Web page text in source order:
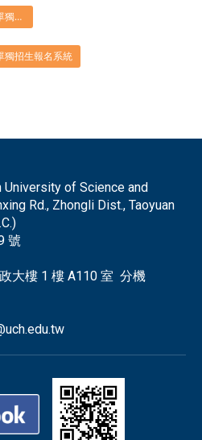
114學年度日間部單獨招生簡章_修訂_0619最新版.pdf
獨招生報名系統
of Science and
Rd., Zhongli Dist., Taoyuan
號
大樓 1 樓 A110 室 分機